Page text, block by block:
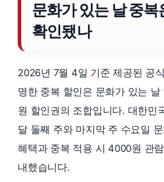
문화가 있는 날 중복
확인됐나
2026년 7월 4일 기준 제공된 공
명한 중복 할인은 문화가 있는
원 할인권의 조합입니다. 대한민
달 둘째 주와 마지막 주 수요일
혜택과 중복 적용 시 4000원 관
내했습니다.